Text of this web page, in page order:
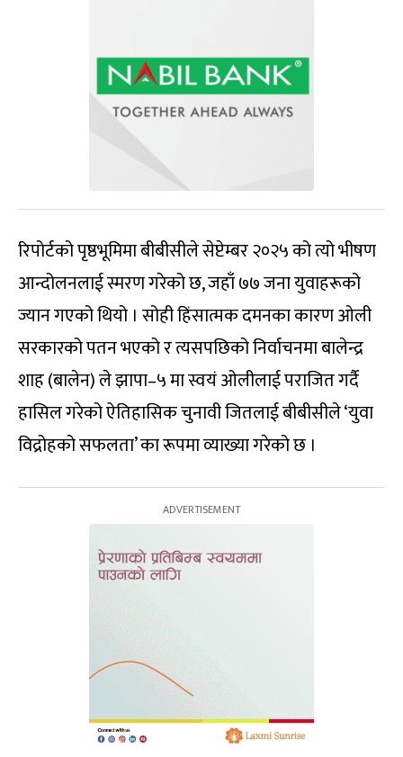
रिपोर्टको पृष्ठभूमिमा बीबीसीले सेप्टेम्बर २०२५ को त्यो भीषण
आन्दोलनलाई स्मरण गरेको छ, जहाँ ७७ जना युवाहरूको
ज्यान गएको थियो । सोही हिंसात्मक दमनका कारण ओली
सरकारको पतन भएको र त्यसपछिको निर्वाचनमा बालेन्द्र
शाह (बालेन) ले झापा–५ मा स्वयं ओलीलाई पराजित गर्दै
हासिल गरेको ऐतिहासिक चुनावी जितलाई बीबीसीले ‘युवा
विद्रोहको सफलता’ का रूपमा व्याख्या गरेको छ ।